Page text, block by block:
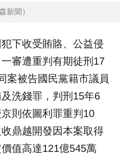
新聞）
犯下收受賄賂、公益侵
審遭重判有期徒刑17
案被告國民黨籍市議員
洗錢罪，判刑15年6
則依圖利罪重判10
鼎越開發因本案取得
值高達121億545萬